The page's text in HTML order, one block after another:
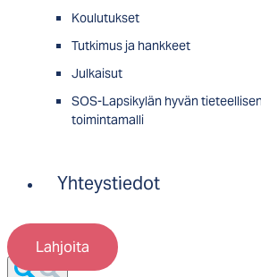
Koulutukset
Tutkimus ja hankkeet
Julkaisut
SOS-Lapsikylän hyvän
toimintamalli
Yhteystiedot
Lahjoita